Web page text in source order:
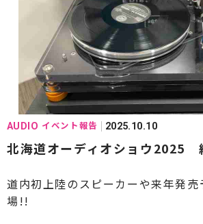
#FOCAL(フォーカル) #FOSTEX(フ
#Fuhlen Coordinate(フューレンコ
#GOLD MUND(ゴールドムンド)
#HARMAN(ハーマン) #Harbeth(
#IsoTek(アイソテック) #JBL(ジェ
#KEF(ケーイーエフ) #KLAUDiO(ク
#KRIPTON(クリプトン)
AUDIO イベント報告 2025.10.10
北海道オーディオショウ2025
道内初上陸のスピーカーや来年発
場!!